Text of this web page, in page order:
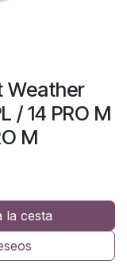
Weather
/ 14 PRO M
M
la cesta